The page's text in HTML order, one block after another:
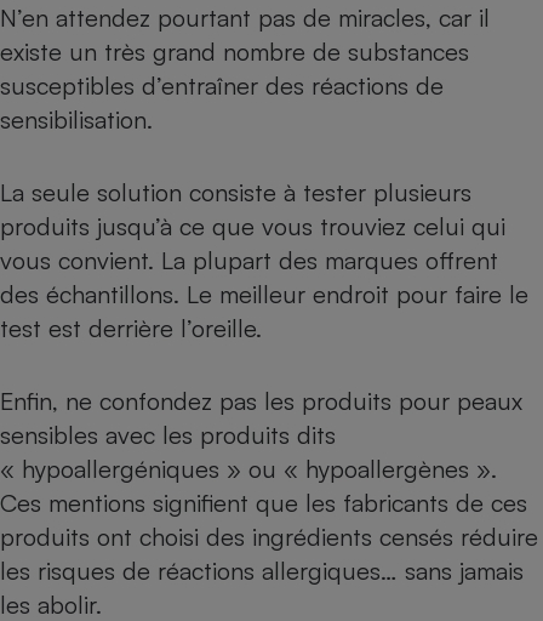
N’en attendez pourtant pas de miracles, car il
existe un très grand nombre de substances
susceptibles d’entraîner des réactions de
sensibilisation.
La seule solution consiste à tester plusieurs
produits jusqu’à ce que vous trouviez celui qui
vous convient. La plupart des marques offrent
des échantillons. Le meilleur endroit pour faire le
test est derrière l’oreille.
Enfin, ne confondez pas les produits pour peaux
sensibles avec les produits dits
« hypoallergéniques » ou « hypoallergènes ».
Ces mentions signifient que les fabricants de ces
produits ont choisi des ingrédients censés réduire
les risques de réactions allergiques… sans jamais
les abolir.